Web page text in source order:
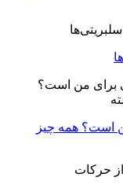
است؟ همه چیز